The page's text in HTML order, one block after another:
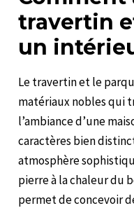
travertin
un
Le travertin et le
matériaux nobles qui
l’ambiance d’une
caractères bien
atmosphère
pierre à la chaleur du
permet de concevoir